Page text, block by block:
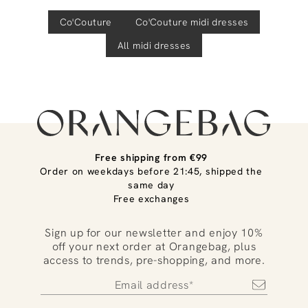
Co'Couture Co'Couture midi dresses
All midi dresses
Free shipping from €99
Order on weekdays before 21:45, shipped the
same day
Free exchanges
Sign up for our newsletter and enjoy 10%
off your next order at Orangebag, plus
access to trends, pre-shopping, and more.